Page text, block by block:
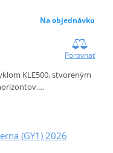
Na objednávku
Porovnať
KLE500, stvoreným
(GY1) 2026